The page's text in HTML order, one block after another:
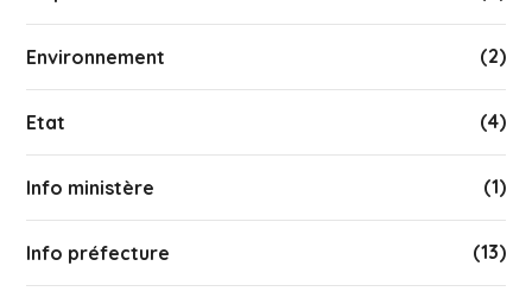
Environnement (2)
Etat (4)
Info ministère (1)
Info préfecture (13)